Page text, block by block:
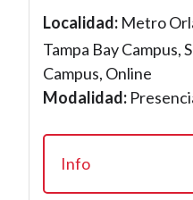
Localidad: Metro
Tampa Bay Campus,
Campus, Online
Modalidad:
Info